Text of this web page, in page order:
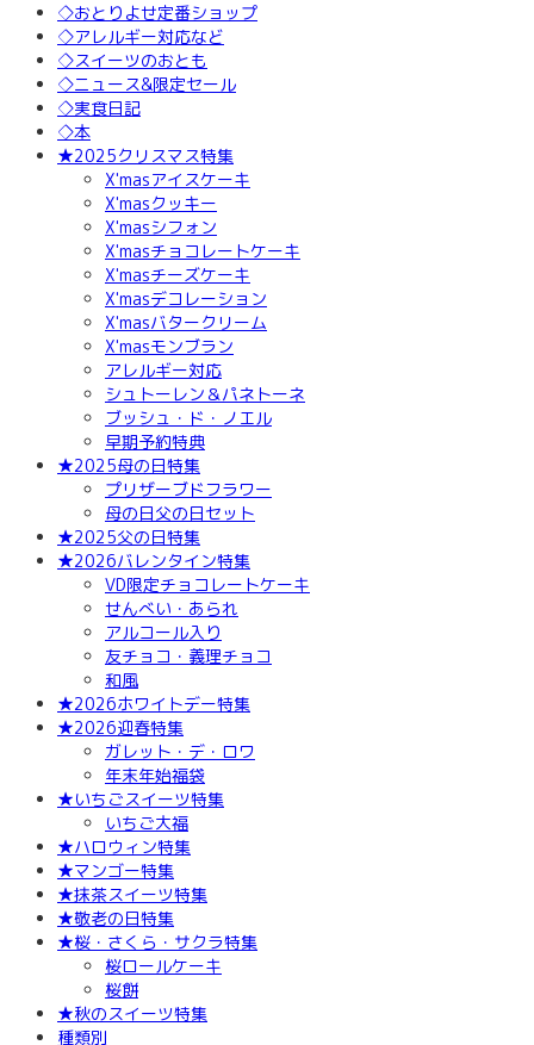
◇おとりよせ定番ショップ
◇アレルギー対応など
◇スイーツのおとも
◇ニュース&限定セール
◇実食日記
◇本
★2025クリスマス特集
X'masアイスケーキ
X'masクッキー
X'masシフォン
X'masチョコレートケーキ
X'masチーズケーキ
X'masデコレーション
X'masバタークリーム
X'masモンブラン
アレルギー対応
シュトーレン＆パネトーネ
ブッシュ・ド・ノエル
早期予約特典
★2025母の日特集
プリザーブドフラワー
母の日父の日セット
★2025父の日特集
★2026バレンタイン特集
VD限定チョコレートケーキ
せんべい・あられ
アルコール入り
友チョコ・義理チョコ
和風
★2026ホワイトデー特集
★2026迎春特集
ガレット・デ・ロワ
年末年始福袋
★いちごスイーツ特集
いちご大福
★ハロウィン特集
★マンゴー特集
★抹茶スイーツ特集
★敬老の日特集
★桜・さくら・サクラ特集
桜ロールケーキ
桜餅
★秋のスイーツ特集
種類別